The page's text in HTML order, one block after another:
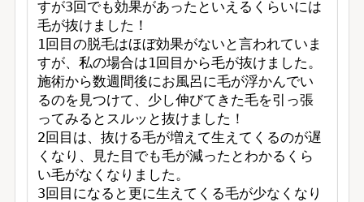
すが3回でも効果があったといえるくらいには
毛が抜けました！
1回目の脱毛はほぼ効果がないと言われていま
すが、私の場合は1回目から毛が抜けました。
施術から数週間後にお風呂に毛が浮かんでい
るのを見つけて、少し伸びてきた毛を引っ張
ってみるとスルッと抜けました！
2回目は、抜ける毛が増えて生えてくるのが遅
くなり、見た目でも毛が減ったとわかるくら
い毛がなくなりました。
3回目になると更に生えてくる毛が少なくなり